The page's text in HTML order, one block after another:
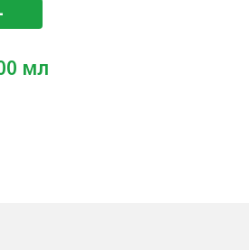
мл